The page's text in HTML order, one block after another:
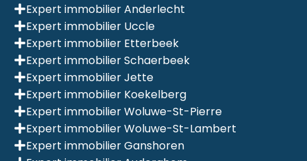
Expert immobilier Anderlecht
Expert immobilier Uccle
Expert immobilier Etterbeek
Expert immobilier Schaerbeek
Expert immobilier Jette
Expert immobilier Koekelberg
Expert immobilier Woluwe-St-Pierre
Expert immobilier Woluwe-St-Lambert
Expert immobilier Ganshoren